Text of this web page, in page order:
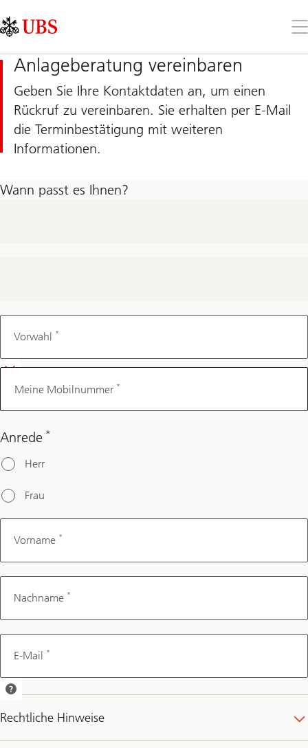
Links
Area
Sie
Anlageberatung vereinbaren
Geben Sie Ihre Kontaktdaten an, um einen
Rückruf zu vereinbaren. Sie erhalten per E-Mail
die Terminbestätigung mit weiteren
Informationen.
Wann passt es Ihnen?
Meine
Mobilnummer
Vorwahl *
Meine Mobilnummer *
Anrede *
Herr
Frau
Vorname *
Nachname *
E-Mail *
Wir senden Ihnen
Terminbestätigung
per E-Mail.
Rechtliche Hinweise